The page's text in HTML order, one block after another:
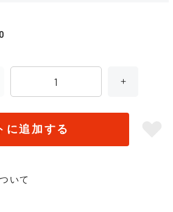
に追加する
いて